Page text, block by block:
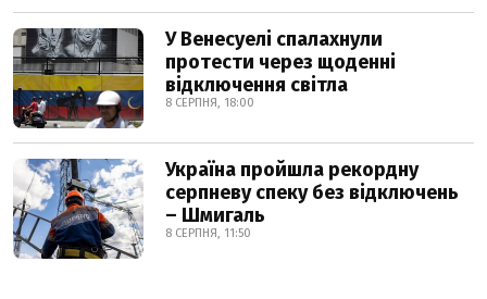
У Венесуелі спалахнули
протести через щоденні
відключення світла
8 СЕРПНЯ, 18:00
Україна пройшла рекордну
серпневу спеку без відключень
– Шмигаль
8 СЕРПНЯ, 11:50